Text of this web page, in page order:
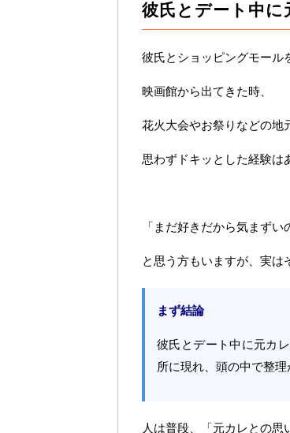
彼氏とデート中
彼氏とショッピングモール
映画館から出てきた時、
花火大会やお祭りなどの地
思わずドキッとした経験は
「まだ好きだから気まずい
と思う方もいますが、実は
まず結論
彼氏とデート中に元カ
所に現れ、頭の中で整理
人は普段、「元カレとの思